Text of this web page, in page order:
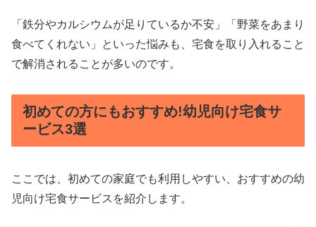
「鉄分やカルシウムが足りているか不安」「野菜をあまり
食べてくれない」といった悩みも、宅食を取り入れること
で解消されることが多いのです。
初めての方にもおすすめ!幼児向け宅食サ
ービス3選
ここでは、初めての家庭でも利用しやすい、おすすめの幼
児向け宅食サービスを紹介します。